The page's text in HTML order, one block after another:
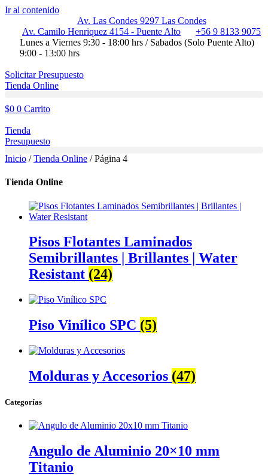
Ir al contenido
Av. Las Condes 9297 Las Condes
Av. Camilo Henriquez 4154 - Puente Alto
+56 9 8133 9075
Lunes a Viernes 9:30 - 18:00 hrs / Sabados (Solo Puente Alto)
9:00 - 13:00 hrs
Solicitar Presupuesto
Tienda Online
$0 0 Carrito
Tienda
Presupuesto
Inicio /Tienda Online / Página 4
Tienda Online
Pisos Flotantes Laminados
Semibrillantes | Brillantes | Water
Resistant (24)
Piso Vinílico SPC (5)
Molduras y Accesorios (47)
Categorías
Angulo de Aluminio 20×10 mm
Titanio